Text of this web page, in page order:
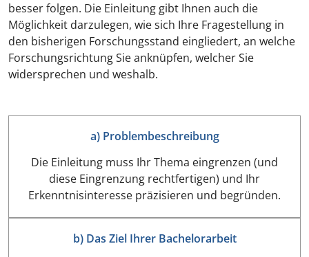
besser folgen. Die Einleitung gibt Ihnen auch die
Möglichkeit darzulegen, wie sich Ihre Fragestellung in
den bisherigen Forschungsstand eingliedert, an welche
Forschungsrichtung Sie anknüpfen, welcher Sie
widersprechen und weshalb.
a) Problembeschreibung
Die Einleitung muss Ihr Thema eingrenzen (und
diese Eingrenzung rechtfertigen) und Ihr
Erkenntnisinteresse präzisieren und begründen.
b) Das Ziel Ihrer Bachelorarbeit